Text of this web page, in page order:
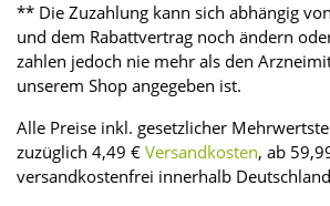
** Die Zuzahlung kann sich abhängig
und dem Rabattvertrag noch ändern
zahlen jedoch nie mehr als den
unserem Shop angegeben ist.
Alle Preise inkl. gesetzlicher
zuzüglich 4,49 € Versandkosten, ab
versandkostenfrei innerhalb